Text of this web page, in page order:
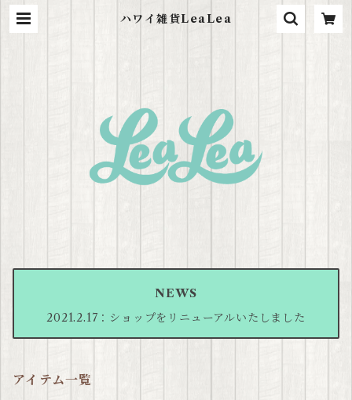
ハワイ雑貨LeaLea
NEWS
2021.2.17：ショップをリニューアルいたしました
アイテム一覧